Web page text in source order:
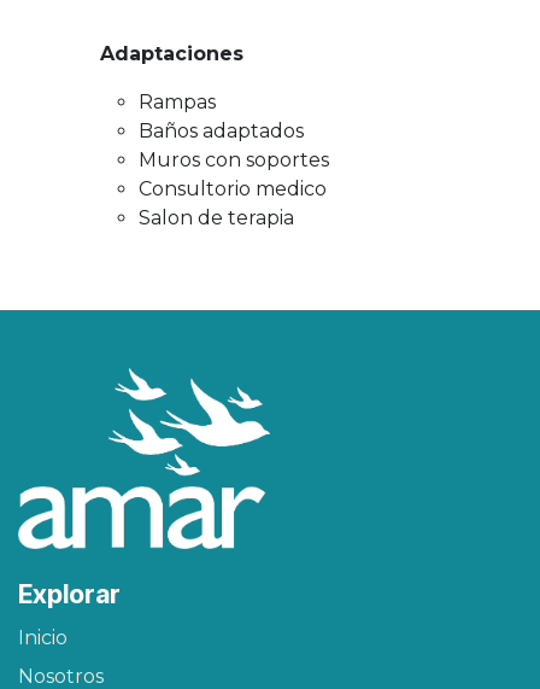
Adaptaciones
Rampas
Baños adaptados
Muros con soportes
Consultorio medico
Salon de terapia
Explorar
Inicio
Nosotros